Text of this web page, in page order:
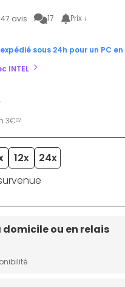
47 avis 17 Prix ↓
sous 24h pour un PC
INTEL
3€02
12x
24x
domicile ou en relais